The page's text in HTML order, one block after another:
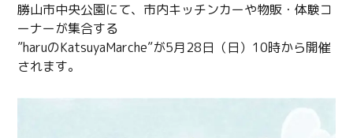
勝山市中央公園にて、市内キッチンカーや物販・体験コ
ーナーが集合する
”haruのKatsuyaMarche”が5月28日（日）10時から開催
されます。